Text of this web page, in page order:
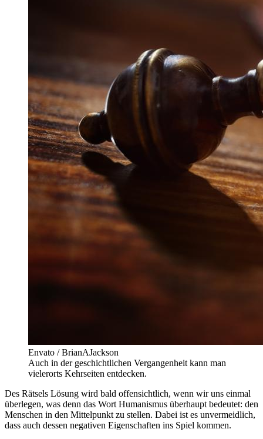
Envato / BrianAJackson
Auch in der geschichtlichen Vergangenheit kann man
vielerorts Kehrseiten entdecken.
Des Rätsels Lösung wird bald offensichtlich, wenn wir uns einmal
überlegen, was denn das Wort Humanismus überhaupt bedeutet: den
Menschen in den Mittelpunkt zu stellen. Dabei ist es unvermeidlich,
dass auch dessen negativen Eigenschaften ins Spiel kommen.